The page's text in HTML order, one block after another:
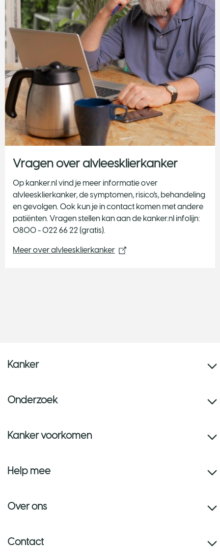
Vragen over alvleesklierkanker
Op kanker.nl vind je meer informatie over
alvleesklierkanker, de symptomen, risico's, behandeling
en gevolgen. Ook kun je in contact komen met andere
patiënten. Vragen stellen kan aan de kanker.nl infolijn:
0800 - 022 66 22 (gratis).
Meer over alvleesklierkanker
Kanker
Onderzoek
Kanker voorkomen
Help mee
Over ons
Contact